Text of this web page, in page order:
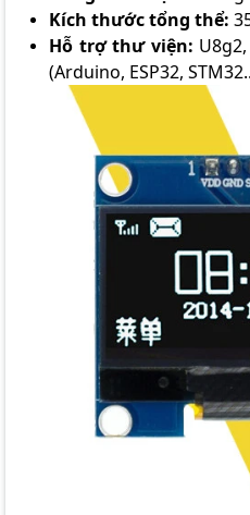
Kích thước tổng thể:
Hỗ trợ thư viện:
(Arduino, ESP32,